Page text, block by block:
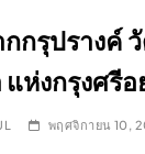
กกรุปรางค์
ห่งกรุงศรีอ
พฤศจิกายน 10,